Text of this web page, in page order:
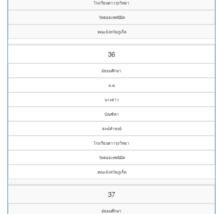
โรงเรียนดาวรุ่งวิทยา
วัดดอยเทพนิมิต
คณะจังหวัดภูเก็ต
36
มัธยมศึกษา
ม.๔
นางสาว
บัณฑิตา
สงฆ์คำหงษ์
โรงเรียนดาวรุ่งวิทยา
วัดดอยเทพนิมิต
คณะจังหวัดภูเก็ต
37
มัธยมศึกษา